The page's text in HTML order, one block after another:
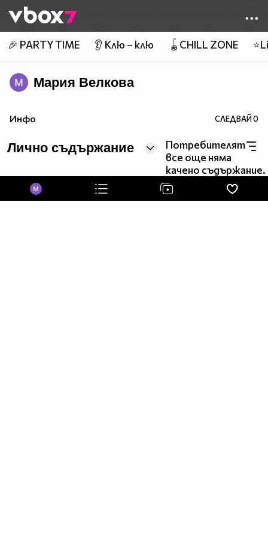
👾
🎉 PARTY TIME 👂 Клю – клю 🪀CHILL ZONE
Мария Велкова
Инфо СЛЕДВАЙ0
Лично съдържание
Потребителят
все още няма
качено съдържание.